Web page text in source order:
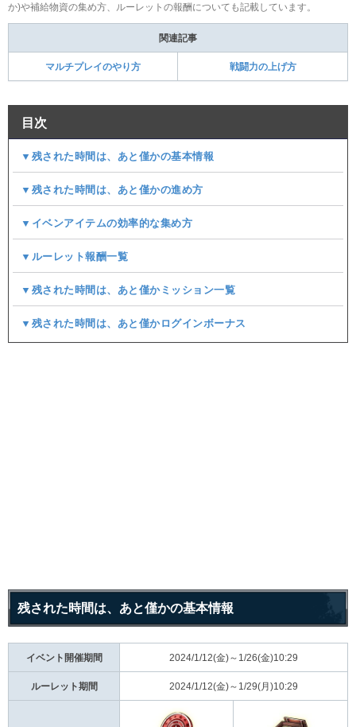
か)や補給物資の集め方、ルーレットの報酬についても記載しています。
関連記事
マルチプレイのやり方 戦闘力の上げ方
目次
▼残された時間は、あと僅かの基本情報
▼残された時間は、あと僅かの進め方
▼イベンアイテムの効率的な集め方
▼ルーレット報酬一覧
▼残された時間は、あと僅かミッション一覧
▼残された時間は、あと僅かログインボーナス
残された時間は、あと僅かの基本情報
イベント開催期間 2024/1/12(金)～1/26(金)10:29
ルーレット期間 2024/1/12(金)～1/29(月)10:29